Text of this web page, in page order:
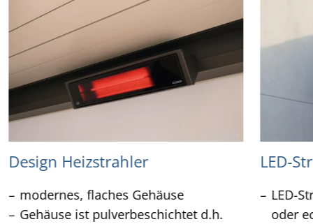
Design Heizstrahler
modernes, flaches Gehäuse
Gehäuse ist pulverbeschichtet d.h.
LED-
LED-
oder